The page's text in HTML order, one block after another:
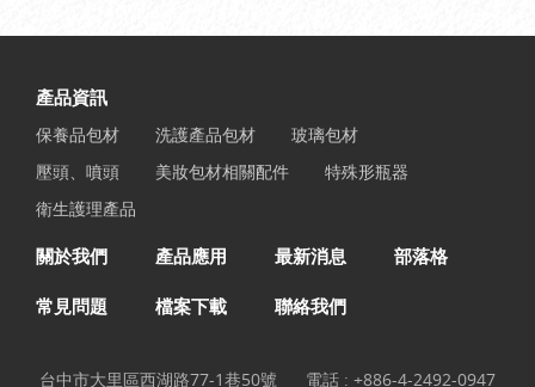
產品資訊
保養品包材 洗護產品包材
玻璃包材
壓頭、噴頭
美妝包材相關配件
特殊形瓶器
衛生護理產品
關於我們 產品應用 最新消息 部落格
常見問題 檔案下載 聯絡我們
台中市大里區西湖路77-1巷50號 電話 : +886-4-2492-0947